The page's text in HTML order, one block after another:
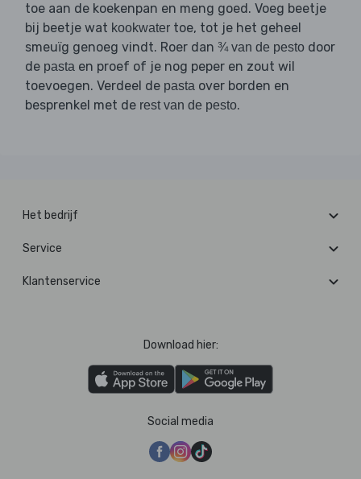
toe aan de koekenpan en meng goed. Voeg beetje
bij beetje wat kookwater toe, tot je het geheel
smeuïg genoeg vindt. Roer dan ¾ van de pesto door
de pasta en proef of je nog peper en zout wil
toevoegen. Verdeel de pasta over borden en
besprenkel met de rest van de pesto.
Het bedrijf
Service
Klantenservice
Download hier:
Social media